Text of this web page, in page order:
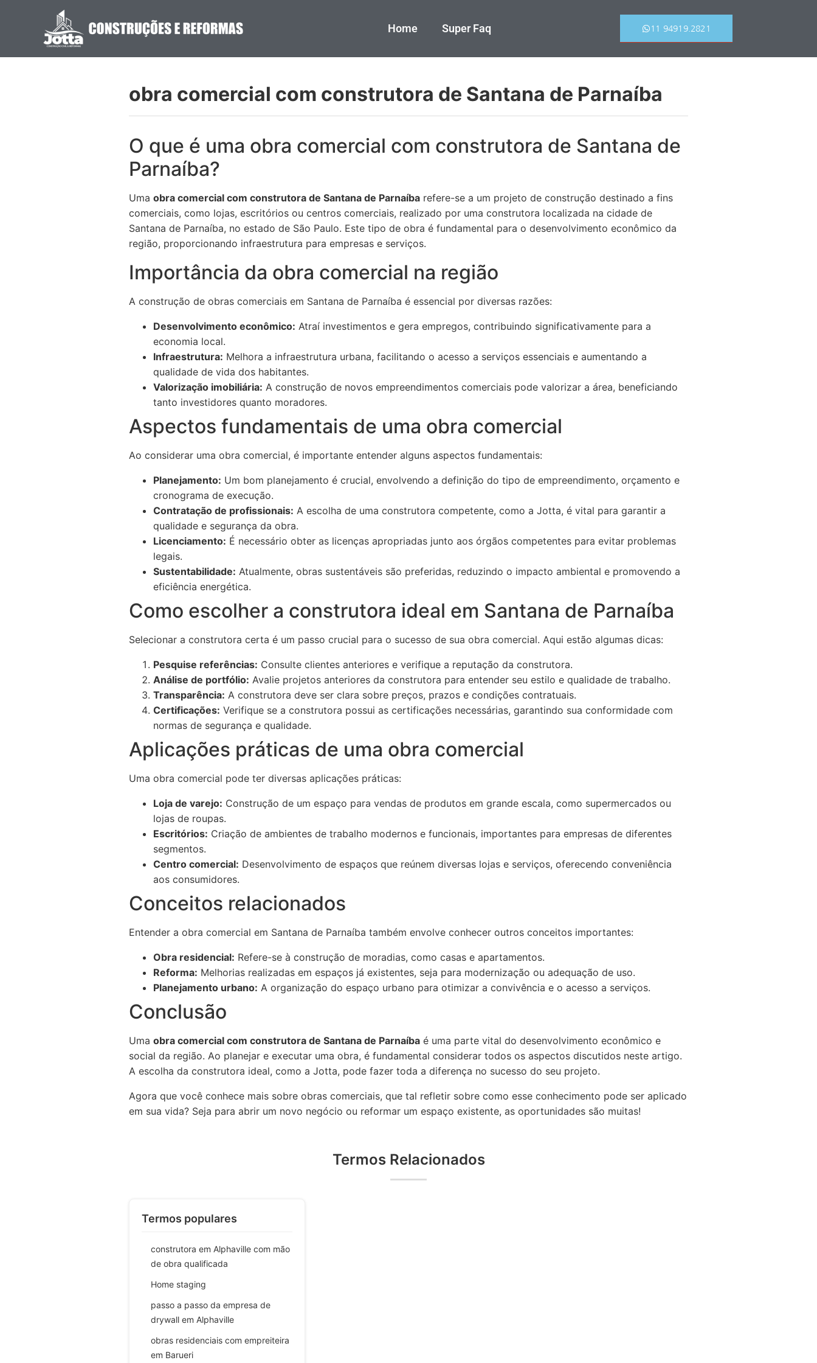
Home Super Faq 11 94919.2821
obra comercial com construtora de Santana de Parnaíba
O que é uma obra comercial com construtora de Santana de
Parnaíba?
Uma obra comercial com construtora de Santana de Parnaíba refere-se a um projeto de construção destinado a fins
comerciais, como lojas, escritórios ou centros comerciais, realizado por uma construtora localizada na cidade de
Santana de Parnaíba, no estado de São Paulo. Este tipo de obra é fundamental para o desenvolvimento econômico da
região, proporcionando infraestrutura para empresas e serviços.
Importância da obra comercial na região
A construção de obras comerciais em Santana de Parnaíba é essencial por diversas razões:
Desenvolvimento econômico: Atraí investimentos e gera empregos, contribuindo significativamente para a
economia local.
Infraestrutura: Melhora a infraestrutura urbana, facilitando o acesso a serviços essenciais e aumentando a
qualidade de vida dos habitantes.
Valorização imobiliária: A construção de novos empreendimentos comerciais pode valorizar a área, beneficiando
tanto investidores quanto moradores.
Aspectos fundamentais de uma obra comercial
Ao considerar uma obra comercial, é importante entender alguns aspectos fundamentais:
Planejamento: Um bom planejamento é crucial, envolvendo a definição do tipo de empreendimento, orçamento e
cronograma de execução.
Contratação de profissionais: A escolha de uma construtora competente, como a Jotta, é vital para garantir a
qualidade e segurança da obra.
Licenciamento: É necessário obter as licenças apropriadas junto aos órgãos competentes para evitar problemas
legais.
Sustentabilidade: Atualmente, obras sustentáveis são preferidas, reduzindo o impacto ambiental e promovendo a
eficiência energética.
Como escolher a construtora ideal em Santana de Parnaíba
Selecionar a construtora certa é um passo crucial para o sucesso de sua obra comercial. Aqui estão algumas dicas:
Pesquise referências: Consulte clientes anteriores e verifique a reputação da construtora.
Análise de portfólio: Avalie projetos anteriores da construtora para entender seu estilo e qualidade de trabalho.
Transparência: A construtora deve ser clara sobre preços, prazos e condições contratuais.
Certificações: Verifique se a construtora possui as certificações necessárias, garantindo sua conformidade com
normas de segurança e qualidade.
Aplicações práticas de uma obra comercial
Uma obra comercial pode ter diversas aplicações práticas:
Loja de varejo: Construção de um espaço para vendas de produtos em grande escala, como supermercados ou
lojas de roupas.
Escritórios: Criação de ambientes de trabalho modernos e funcionais, importantes para empresas de diferentes
segmentos.
Centro comercial: Desenvolvimento de espaços que reúnem diversas lojas e serviços, oferecendo conveniência
aos consumidores.
Conceitos relacionados
Entender a obra comercial em Santana de Parnaíba também envolve conhecer outros conceitos importantes:
Obra residencial: Refere-se à construção de moradias, como casas e apartamentos.
Reforma: Melhorias realizadas em espaços já existentes, seja para modernização ou adequação de uso.
Planejamento urbano: A organização do espaço urbano para otimizar a convivência e o acesso a serviços.
Conclusão
Uma obra comercial com construtora de Santana de Parnaíba é uma parte vital do desenvolvimento econômico e
social da região. Ao planejar e executar uma obra, é fundamental considerar todos os aspectos discutidos neste artigo.
A escolha da construtora ideal, como a Jotta, pode fazer toda a diferença no sucesso do seu projeto.
Agora que você conhece mais sobre obras comerciais, que tal refletir sobre como esse conhecimento pode ser aplicado
em sua vida? Seja para abrir um novo negócio ou reformar um espaço existente, as oportunidades são muitas!
Termos Relacionados
Termos populares
construtora em Alphaville com mão
de obra qualificada
Home staging
passo a passo da empresa de
drywall em Alphaville
obras residenciais com empreiteira
em Barueri